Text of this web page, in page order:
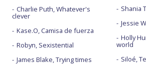
Charlie Puth, Whatever's
clever
Kase.O, Camisa de fuerza
Robyn, Sexistential
James Blake, Trying times
Shania
Jessie
Holly
world
Siloé,